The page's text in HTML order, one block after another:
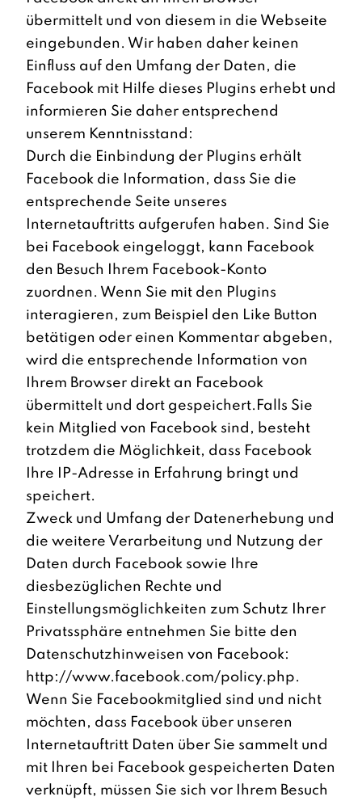
übermittelt und von diesem in die Webseite
eingebunden. Wir haben daher keinen
Einfluss auf den Umfang der Daten, die
Facebook mit Hilfe dieses Plugins erhebt und
informieren Sie daher entsprechend
unserem Kenntnisstand:
Durch die Einbindung der Plugins erhält
Facebook die Information, dass Sie die
entsprechende Seite unseres
Internetauftritts aufgerufen haben. Sind Sie
bei Facebook eingeloggt, kann Facebook
den Besuch Ihrem Facebook-Konto
zuordnen. Wenn Sie mit den Plugins
interagieren, zum Beispiel den Like Button
betätigen oder einen Kommentar abgeben,
wird die entsprechende Information von
Ihrem Browser direkt an Facebook
übermittelt und dort gespeichert.Falls Sie
kein Mitglied von Facebook sind, besteht
trotzdem die Möglichkeit, dass Facebook
Ihre IP-Adresse in Erfahrung bringt und
speichert.
Zweck und Umfang der Datenerhebung und
die weitere Verarbeitung und Nutzung der
Daten durch Facebook sowie Ihre
diesbezüglichen Rechte und
Einstellungsmöglichkeiten zum Schutz Ihrer
Privatssphäre entnehmen Sie bitte den
Datenschutzhinweisen von Facebook:
http://www.facebook.com/policy.php.
Wenn Sie Facebookmitglied sind und nicht
möchten, dass Facebook über unseren
Internetauftritt Daten über Sie sammelt und
mit Ihren bei Facebook gespeicherten Daten
verknüpft, müssen Sie sich vor Ihrem Besuch